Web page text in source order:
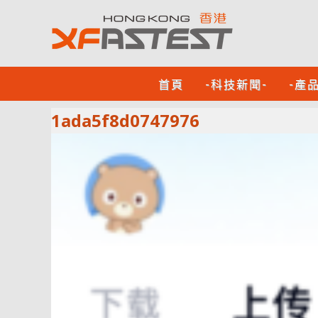
首頁 -科技新聞- -產
1ada5f8d0747976